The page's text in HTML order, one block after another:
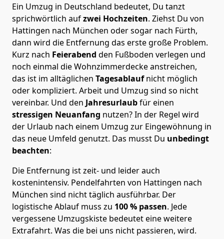
Ein Umzug in Deutschland bedeutet, Du tanzt
sprichwörtlich aufzwei Hochzeiten. Ziehst Du von
Hattingen nach München oder sogar nach Fürth,
dann wird die Entfernung das erste große Problem.
Kurz nach Feierabend den Fußboden verlegen und
noch einmal die Wohnzimmerdecke anstreichen,
das ist im alltäglichen Tagesablaufnicht möglich
oder kompliziert. Arbeit und Umzug sind so nicht
vereinbar. Und den Jahresurlaubfür einen
stressigen Neuanfang nutzen? In der Regel wird
der Urlaub nach einem Umzug zur Eingewöhnung in
das neue Umfeld genutzt. Das musst Du unbedingt
beachten:
Die Entfernung ist zeit- und leider auch
kostenintensiv. Pendelfahrten von Hattingen nach
München sind nicht täglich ausführbar. Der
logistische Ablauf muss zu 100 % passen. Jede
vergessene Umzugskiste bedeutet eine weitere
Extrafahrt. Was die bei uns nicht passieren, wird.